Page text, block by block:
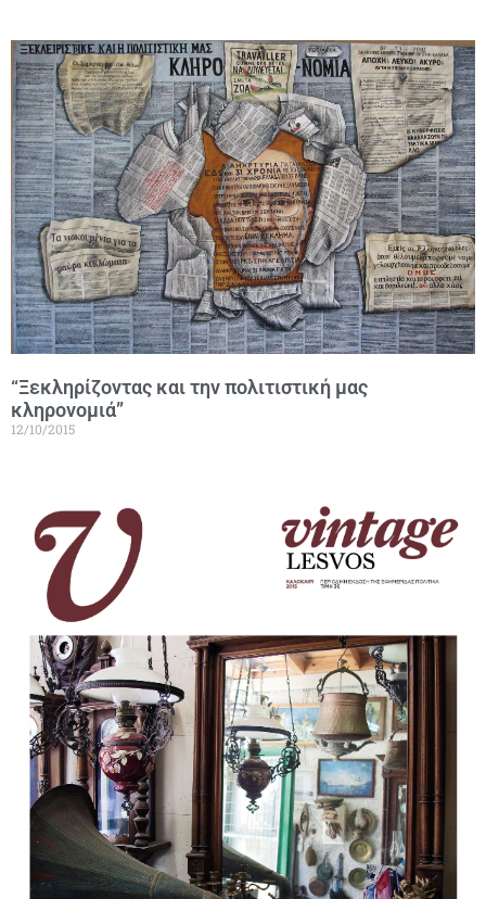
“Ξεκληρίζοντας και την πολιτιστική μας
κληρονομιά”
12/10/2015